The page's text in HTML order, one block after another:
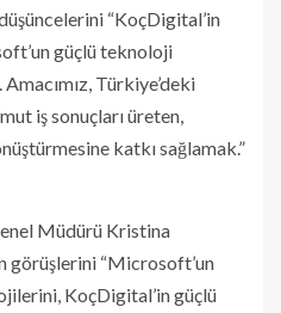
“KoçDigital’in
güçlü teknoloji
Türkiye’deki
iş sonuçları üreten,
katkı sağlamak.”
Müdürü Kristina
görüşlerini “Microsoft’un
KoçDigital’in güçlü